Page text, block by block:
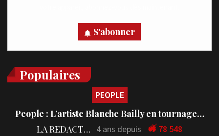
S'abonner
Populaires
PEOPLE
People : L’artiste Blanche Bailly en tournage…
LA REDACTION 4 ans depuis 78 548